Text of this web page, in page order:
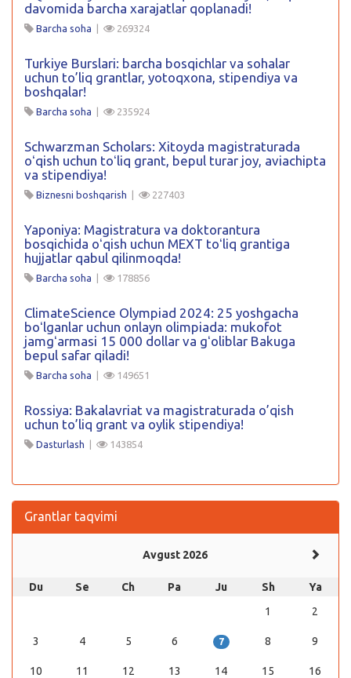
davomida barcha xarajatlar qoplanadi!
Barcha soha | 269324
Turkiye Burslari: barcha bosqichlar va sohalar
uchun to’liq grantlar, yotoqxona, stipendiya va
boshqalar!
Barcha soha | 235924
Schwarzman Scholars: Xitoyda magistraturada
oʻqish uchun toʻliq grant, bepul turar joy, aviachipta
va stipendiya!
Biznesni boshqarish | 227403
Yaponiya: Magistratura va doktorantura
bosqichida oʻqish uchun MEXT toʻliq grantiga
hujjatlar qabul qilinmoqda!
Barcha soha | 178856
ClimateScience Olympiad 2024: 25 yoshgacha
boʻlganlar uchun onlayn olimpiada: mukofot
jamgʻarmasi 15 000 dollar va gʻoliblar Bakuga
bepul safar qiladi!
Barcha soha | 149651
Rossiya: Bakalavriat va magistraturada o’qish
uchun to’liq grant va oylik stipendiya!
Dasturlash | 143854
Grantlar taqvimi
Avgust 2026
Du Se Ch Pa Ju Sh
Ya
1
2
3 4 5 6 7 8 9
10 11 12 13 14 15 16